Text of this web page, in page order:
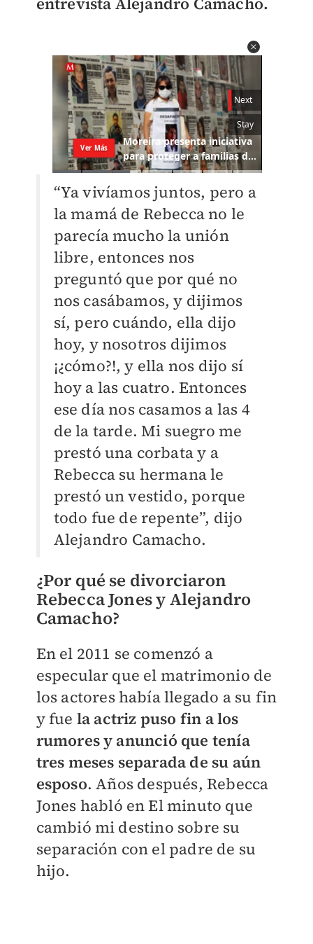
“Ya vivíamos juntos, pero a
la mamá de Rebecca no le
parecía mucho la unión
libre, entonces nos
preguntó que por qué no
nos casábamos, y dijimos
sí, pero cuándo, ella dijo
hoy, y nosotros dijimos
¡¿cómo?!, y ella nos dijo sí
hoy a las cuatro. Entonces
ese día nos casamos a las 4
de la tarde. Mi suegro me
prestó una corbata y a
Rebecca su hermana le
prestó un vestido, porque
todo fue de repente”, dijo
Alejandro Camacho.
¿Por qué se divorciaron
Rebecca Jones y Alejandro
Camacho?
En el 2011 se comenzó a
especular que el matrimonio de
los actores había llegado a su fin
y fue la actriz puso fin a los
rumores y anunció que tenía
tres meses separada de su aún
esposo. Años después, Rebecca
Jones habló en El minuto que
cambió mi destino sobre su
separación con el padre de su
hijo.